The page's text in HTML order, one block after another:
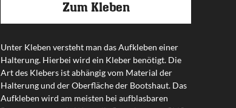
Zum Kleben
Unter Kleben versteht man das Aufkleben einer
Halterung. Hierbei wird ein Kleber benötigt. Die
Art des Klebers ist abhängig vom Material der
Halterung und der Oberfläche der Bootshaut. Das
Aufkleben wird am meisten bei aufblasbaren